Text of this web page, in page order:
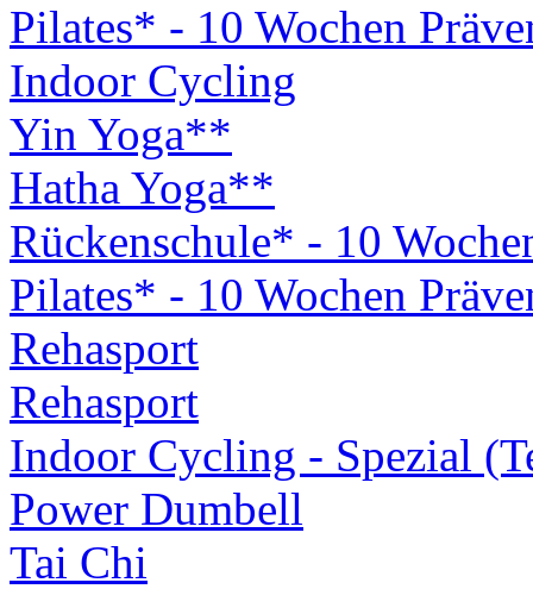
Pilates* - 10 Wochen
Indoor Cycling
Yin Yoga**
Hatha Yoga**
Rückenschule* - 10
Pilates* - 10 Wochen
Rehasport
Rehasport
Indoor Cycling - Spezial
Power Dumbell
Tai Chi